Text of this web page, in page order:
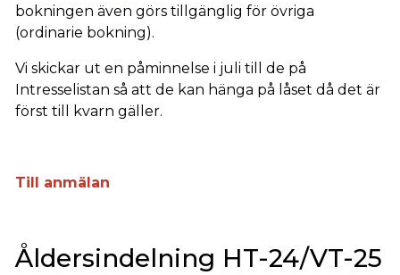
bokningen även görs tillgänglig för övriga
(ordinarie bokning).
Vi skickar ut en påminnelse i juli till de på
Intresselistan så att de kan hänga på låset då det är
först till kvarn gäller.
Till anmälan
Åldersindelning HT-24/VT-25